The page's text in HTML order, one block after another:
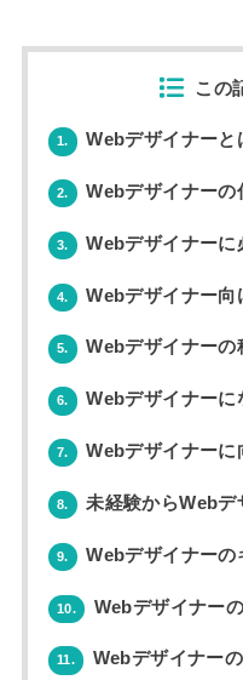
この
1. Webデザイナーと
2. Webデザイナーの
3. Webデザイナーに
4. Webデザイナー向
5. Webデザイナーの
6. Webデザイナーに
7. Webデザイナーに
8. 未経験からWebデ
9. Webデザイナーの
10. Webデザイナー
11. Webデザイナー